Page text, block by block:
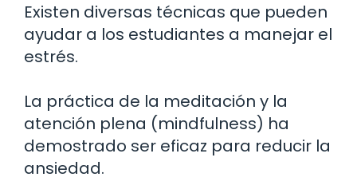
Existen diversas técnicas que pueden
ayudar a los estudiantes a manejar el
estrés.
La práctica de la meditación y la
atención plena (mindfulness) ha
demostrado ser eficaz para reducir la
ansiedad.